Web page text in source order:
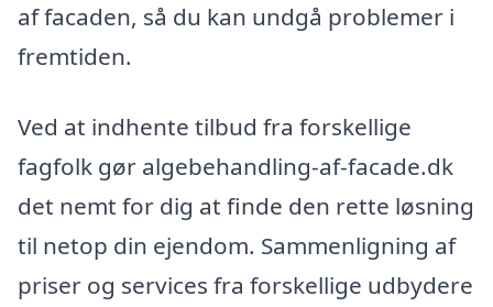
af facaden, så du kan undgå problemer i
fremtiden.
Ved at indhente tilbud fra forskellige
fagfolk gør algebehandling-af-facade.dk
det nemt for dig at finde den rette løsning
til netop din ejendom. Sammenligning af
priser og services fra forskellige udbydere